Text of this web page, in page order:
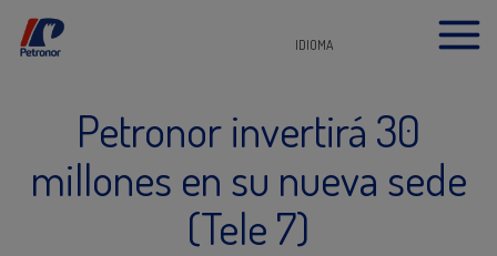
IDIOMA
Petronor invertirá 30
millones en su nueva sede
(Tele 7)